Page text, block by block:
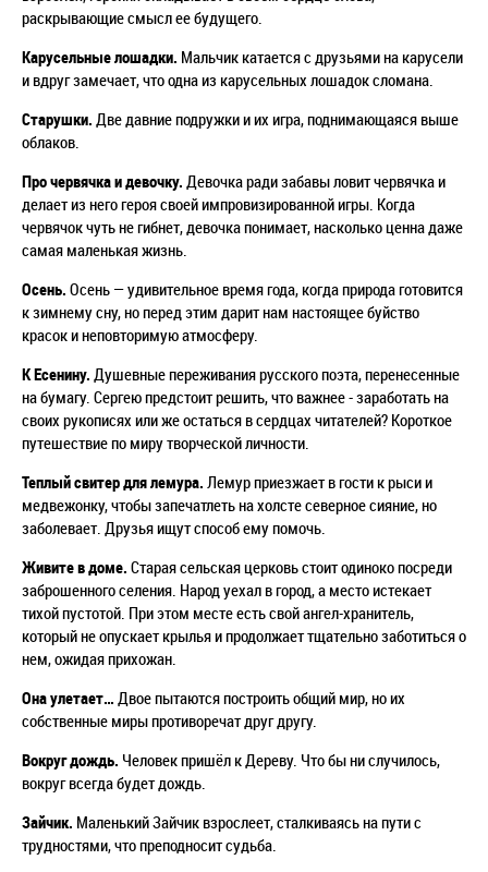
раскрывающие смысл ее будущего.
Карусельные лошадки. Мальчик катается с друзьями на карусели
и вдруг замечает, что одна из карусельных лошадок сломана.
Старушки. Две давние подружки и их игра, поднимающаяся выше
облаков.
Про червячка и девочку. Девочка ради забавы ловит червячка и
делает из него героя своей импровизированной игры. Когда
червячок чуть не гибнет, девочка понимает, насколько ценна даже
самая маленькая жизнь.
Осень. Осень —удивительное время года, когда природа готовится
к зимнему сну, но перед этим дарит нам настоящее буйство
красок и неповторимую атмосферу.
К Есенину. Душевные переживания русского поэта, перенесенные
на бумагу. Сергею предстоит решить, что важнее - заработать на
своих рукописях или же остаться в сердцах читателей? Короткое
путешествие по миру творческой личности.
Теплый свитер для лемура. Лемур приезжает в гости к рыси и
медвежонку, чтобы запечатлеть на холсте северное сияние, но
заболевает. Друзья ищут способ ему помочь.
Живите в доме. Старая сельская церковь стоит одиноко посреди
заброшенного селения. Народ уехал в город, а место истекает
тихой пустотой. При этом месте есть свой ангел-хранитель,
который не опускает крылья и продолжает тщательно заботиться о
нем, ожидая прихожан.
Она улетает… Двое пытаются построить общий мир, но их
собственные миры противоречат друг другу.
Вокруг дождь. Человек пришёл к Дереву. Что бы ни случилось,
вокруг всегда будет дождь.
Зайчик. Маленький Зайчик взрослеет, сталкиваясь на пути с
трудностями, что преподносит судьба.